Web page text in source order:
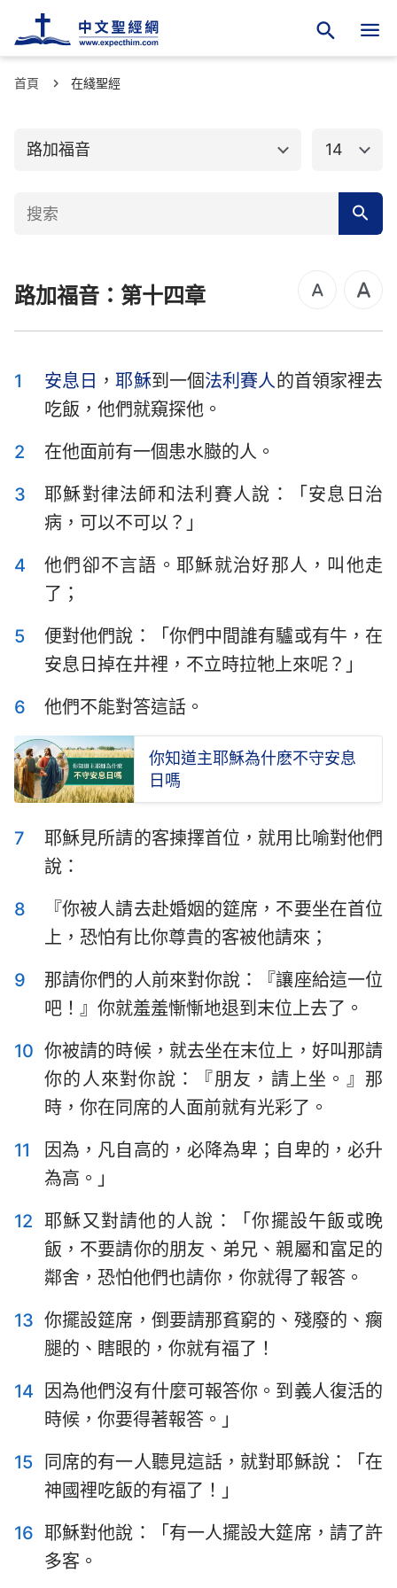
首頁 在綫聖經
路加福音
舊約聖經
馬太福音
使徒行傳
加拉太書
帖撒羅尼迦前書 帖撒羅尼迦後書
提摩太前書 提摩太後書
提多書 腓利門書
希伯來書 雅各書
彼得前書
約翰一書 約翰二書
啟示錄
14
路加福音：第十四章
1 安息日 ，耶穌到一個法利賽人的首領家裡去
吃飯，他們就窺探他。
2
在他面前有一個患水臌的人。
3
耶穌對律法師和法利賽人說：「安息日治
病，可以不可以？」
4
他們卻不言語。耶穌就治好那人，叫他走
了；
5
便對他們說：「你們中間誰有驢或有牛，在
安息日掉在井裡，不立時拉牠上來呢？」
6
他們不能對答這話。
你知道主耶穌為什麽不守安息
日嗎
7
耶穌見所請的客揀擇首位，就用比喻對他們
說：
8
『你被人請去赴婚姻的筵席，不要坐在首位
上，恐怕有比你尊貴的客被他請來；
9
那請你們的人前來對你說：『讓座給這一位
吧！』你就羞羞慚慚地退到末位上去了。
10 你被請的時候，就去坐在末位上，好叫那請
你的人來對你說：『朋友，請上坐。』那
時，你在同席的人面前就有光彩了。
11
因為，凡自高的，必降為卑；自卑的，必升
為高。」
12 耶穌又對請他的人說：「你擺設午飯或晚
飯，不要請你的朋友、弟兄、親屬和富足的
鄰舍，恐怕他們也請你，你就得了報答。
13 你擺設筵席，倒要請那貧窮的、殘廢的、瘸
腿的、瞎眼的，你就有福了！
14
因為他們沒有什麼可報答你。到義人復活的
時候，你要得著報答。」
15
同席的有一人聽見這話，就對耶穌說：「在
神國裡吃飯的有福了！」
16 耶穌對他說：「有一人擺設大筵席，請了許
多客。